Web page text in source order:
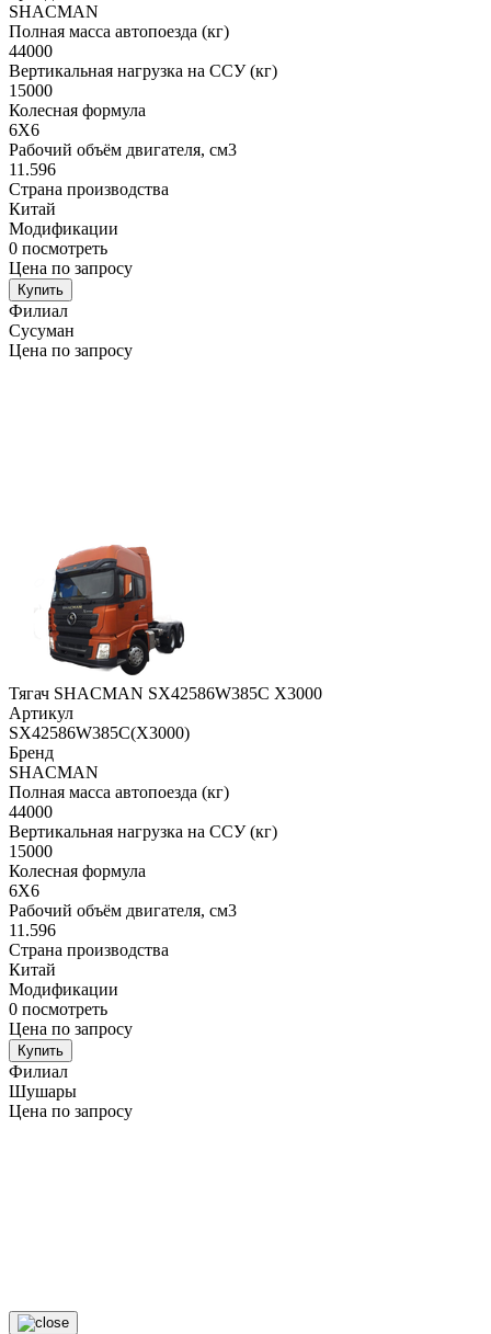
SHACMAN
Полная масса автопоезда (кг)
44000
Вертикальная нагрузка на ССУ (кг)
15000
Колесная формула
6X6
Рабочий объём двигателя, cм3
11.596
Страна производства
Китай
Модификации
0 посмотреть
Цена по запросу
Купить
Филиал
Сусуман
Цена по запросу
Тягач SHACMAN SX42586W385C X3000
Артикул
SX42586W385C(X3000)
Бренд
SHACMAN
Полная масса автопоезда (кг)
44000
Вертикальная нагрузка на ССУ (кг)
15000
Колесная формула
6X6
Рабочий объём двигателя, cм3
11.596
Страна производства
Китай
Модификации
0 посмотреть
Цена по запросу
Купить
Филиал
Шушары
Цена по запросу